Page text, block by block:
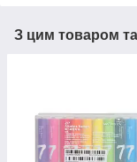
З цим товаром